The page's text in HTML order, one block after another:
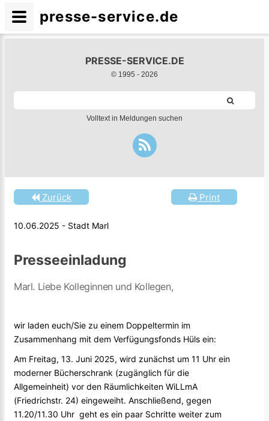
PRESSE-SERVICE.DE
© 1995 - 2026
Volltext in Meldungen suchen
Print
Zurück
10.06.2025 - Stadt Marl
Presseeinladung
Marl. Liebe Kolleginnen und Kollegen,
wir laden euch/Sie zu einem Doppeltermin im
Zusammenhang mit dem Verfügungsfonds Hüls ein:
Am Freitag, 13. Juni 2025, wird zunächst um 11 Uhr ein
moderner Bücherschrank (zugänglich für die
Allgemeinheit) vor den Räumlichkeiten WiLLmA
(Friedrichstr. 24) eingeweiht. Anschließend, gegen
11.20/11.30 Uhr geht es ein paar Schritte weiter zum
presse-service.de